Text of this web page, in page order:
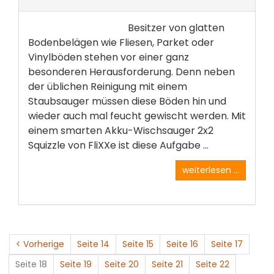
Besitzer von glatten
Bodenbelägen wie Fliesen, Parket oder
Vinylböden stehen vor einer ganz
besonderen Herausforderung. Denn neben
der üblichen Reinigung mit einem
Staubsauger müssen diese Böden hin und
wieder auch mal feucht gewischt werden. Mit
einem smarten Akku-Wischsauger 2x2
Squizzle von FliXXe ist diese Aufgabe ...
weiterlesen ...
< Vorherige Seite 14 Seite 15 Seite 16
Seite 17
Seite 18
Seite 19 Seite 20 Seite 21
Seite 22